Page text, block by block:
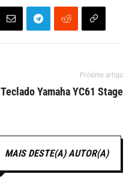
Próximo artigo
Teclado Yamaha YC61 Stage
MAIS DESTE(A) AUTOR(A)